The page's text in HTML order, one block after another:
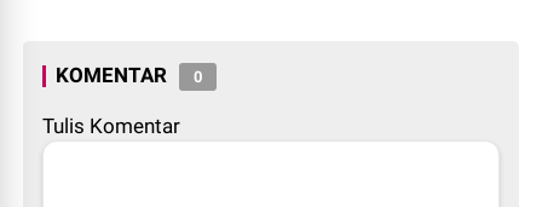
KOMENTAR 0
Tulis Komentar